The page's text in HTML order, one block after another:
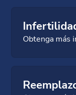
Obtenga más